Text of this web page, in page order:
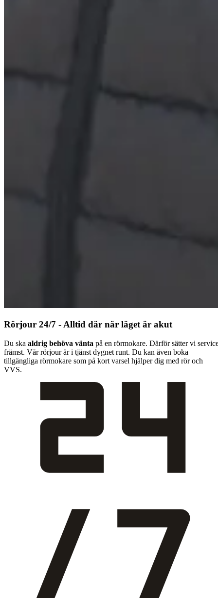
Rörjour 24/7 - Alltid där när läget är akut
Du ska aldrig behöva vänta på en rörmokare. Därför sätter vi
främst. Vår rörjour är i tjänst dygnet runt. Du kan även boka
tillgängliga rörmokare som på kort varsel hjälper dig med rör och
VVS.